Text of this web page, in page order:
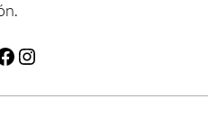
Instagram